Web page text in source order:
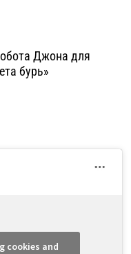
Джона для
бурь»
cookies and